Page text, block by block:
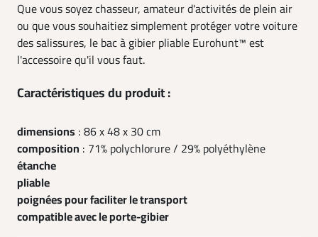
Que vous soyez chasseur, amateur d'activités de plein air
ou que vous souhaitiez simplement protéger votre voiture
des salissures, le bac à gibier pliable Eurohunt™ est
l'accessoire qu'il vous faut.
Caractéristiques du produit :
dimensions : 86 x 48 x 30 cm
composition : 71% polychlorure / 29% polyéthylène
étanche
pliable
poignées pour faciliter le transport
compatible avec le porte-gibier